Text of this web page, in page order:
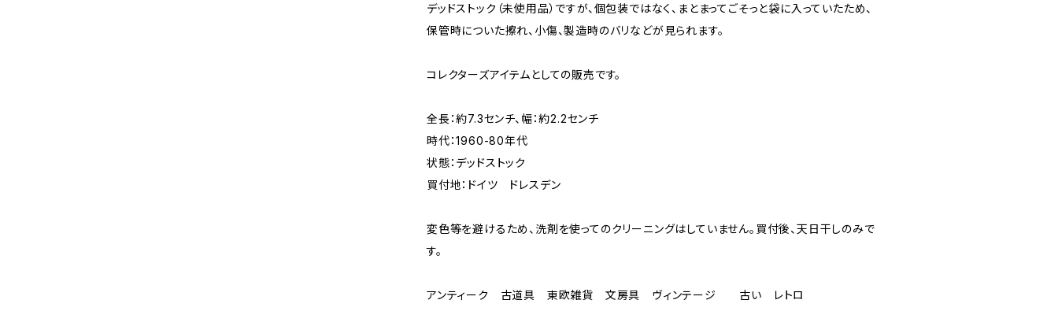
デッドストック（未使用品）ですが、個包装ではなく、まとまってごそっと袋に入っていたため、
保管時についた擦れ、小傷、製造時のバリなどが見られます。
コレクターズアイテムとしての販売です。
全長：約7.3センチ、幅：約2.2センチ
時代：1960-80年代
状態：デッドストック
買付地：ドイツ ドレスデン
変色等を避けるため、洗剤を使ってのクリーニングはしていません。買付後、天日干しのみで
す。
アンティーク 古道具 東欧雑貨 文房具 ヴィンテージ 古い レトロ